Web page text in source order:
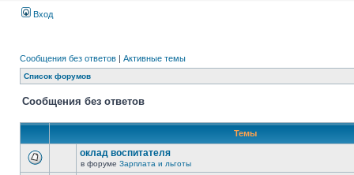
Вход
Сообщения без ответов | Активные темы
Список форумов
Сообщения без ответов
Темы
оклад воспитателя
в форуме Зарплата и льготы